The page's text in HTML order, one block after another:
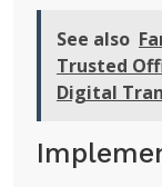
See also
Trusted
Digital